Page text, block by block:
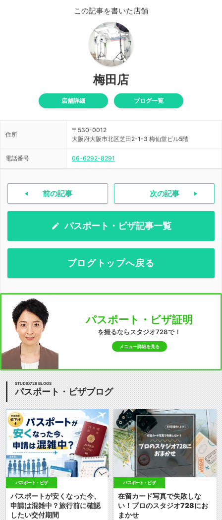
この記事を書いた店舗
梅田店
店舗詳細 ブログ一覧
住所
〒530-0012
大阪府大阪市北区芝田2-1-3 梅仙堂ビル5階
電話番号 06-6292-8291
前の記事 次の記事
パスポート・ビザ記事一覧
ブログトップへ戻る
パスポート・ビザ証明
を撮るならスタジオ728で！
メニュー詳細を見る
STUDIO728 BLOGS
パスポート・ビザブログ
パスポート・ビザ
パスポートが安くなった今、
申請は混雑中？旅行前に確認
したい交付期間
パスポート・ビザ
在留カード写真で失敗しな
い！プロのスタジオ728にお
まかせ